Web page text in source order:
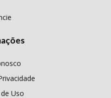
Uso